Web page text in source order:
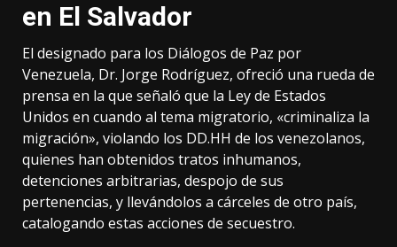
en El Salvador
El designado para los Diálogos de Paz por
Venezuela, Dr. Jorge Rodríguez, ofreció una rueda de
prensa en la que señaló que la Ley de Estados
Unidos en cuando al tema migratorio, «criminaliza la
migración», violando los DD.HH de los venezolanos,
quienes han obtenidos tratos inhumanos,
detenciones arbitrarias, despojo de sus
pertenencias, y llevándolos a cárceles de otro país,
catalogando estas acciones de secuestro.